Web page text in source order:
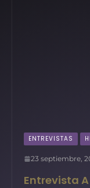
ENTREVISTAS
23 septiembre,
Entrevista